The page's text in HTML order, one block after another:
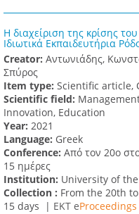
Η διαχείριση της κρίσης
Ιδιωτικά Εκπαιδευτήρια
Creator: Αντωνιάδης,
Σπύρος
Item type: Scientific article,
Scientific field:
Innovation, Education
Υear: 2021
Language: Greek
Conference: Από τον 20ο
15 ημέρες
Institution: University of
Collection : From the 20th
15 days | ΕΚΤ eProceedings